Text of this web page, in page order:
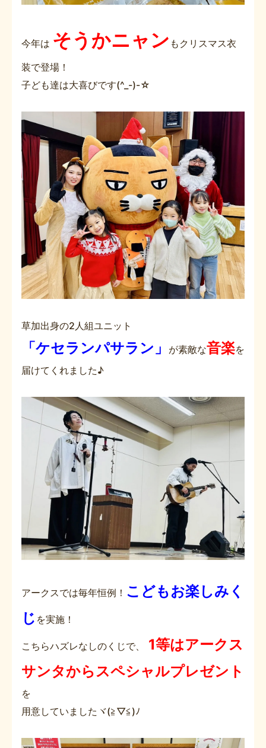
今年は そうかニャン もクリスマス衣
装で登場！
子ども達は大喜びです(^_-)-☆
草加出身の2人組ユニット
「ケセランパサラン」 が素敵な音楽を
届けてくれました♪
アークスでは毎年恒例！ こどもお楽しみく
じ を実施！
こちらハズレなしのくじで、
1等はアークス
サンタからスペシャルプレゼント
を
用意していましたヾ(≧▽≦)ﾉ